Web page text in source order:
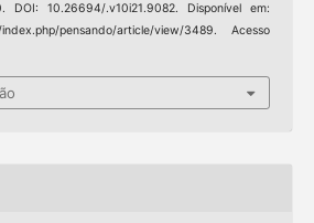
10.26694/.v10i21.9082. Disponível em:
index.php/pensando/article/view/3489. Acesso